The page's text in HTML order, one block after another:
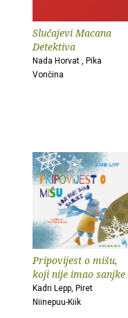
Slučajevi Macana
Detektiva
Nada Horvat , Pika
Vončina
Pripovijest o mišu,
koji nije imao sanjke
Kadri Lepp, Piret
Niinepuu-Kiik